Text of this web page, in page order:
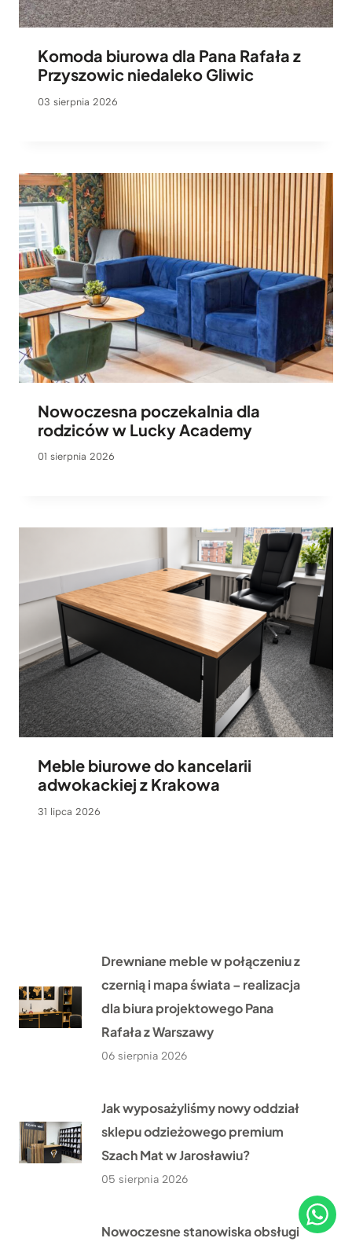
Komoda biurowa dla Pana Rafała z
Przyszowic niedaleko Gliwic
03 sierpnia 2026
Nowoczesna poczekalnia dla
rodziców w Lucky Academy
01 sierpnia 2026
Meble biurowe do kancelarii
adwokackiej z Krakowa
31 lipca 2026
Drewniane meble w połączeniu z
czernią i mapa świata – realizacja
dla biura projektowego Pana
Rafała z Warszawy
06 sierpnia 2026
Jak wyposażyliśmy nowy oddział
sklepu odzieżowego premium
Szach Mat w Jarosławiu?
05 sierpnia 2026
Nowoczesne stanowiska obsługi